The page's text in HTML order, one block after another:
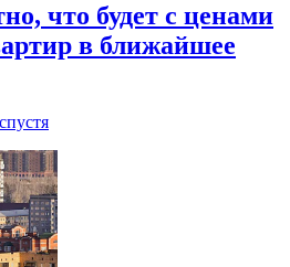
что будет с ценами
в ближайшее